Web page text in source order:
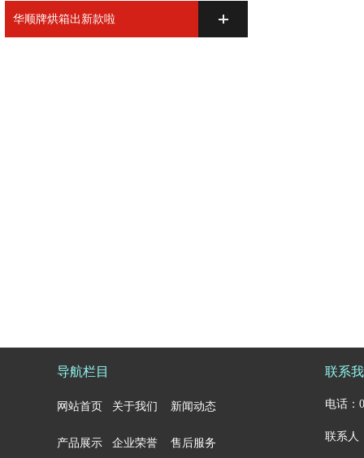
华顺牌烘箱出新款啦
导航栏目
网站首页 关于我们 新闻动态
产品展示 企业荣誉 售后服务
联系
电话：
联系人